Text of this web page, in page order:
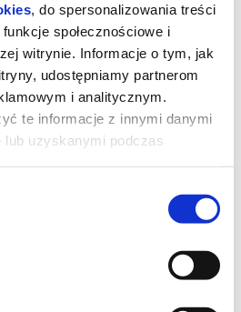
, do spersonalizowania treści
społecznościowe i
witrynie. Informacje o tym, jak
udostępniamy partnerom
i analitycznym.
te informacje z innymi danymi
lub uzyskanymi podczas